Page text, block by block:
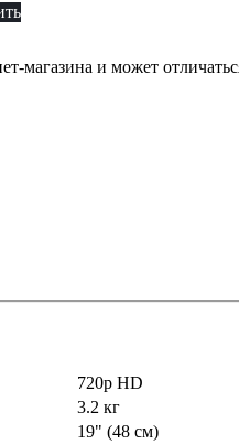
магазина и может
720p HD
3.2 кг
19" (48 см)